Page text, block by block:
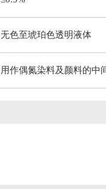
无色至琥珀色透明液体
用作偶氮染料及颜料的中